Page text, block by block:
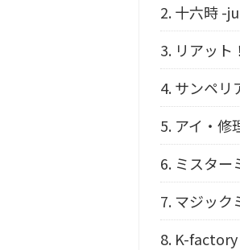
2.十六時 -
3. リアット！
4.サンペリ
5. アイ・修
6. ミスター
7.マジック
8. K-factory